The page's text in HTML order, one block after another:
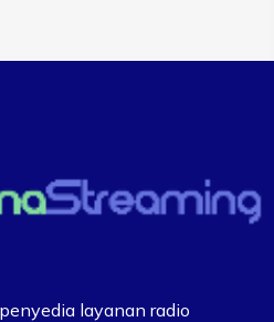
layanan radio